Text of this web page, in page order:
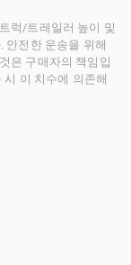
럭/트레일러 높이 및
안전한 운송을 위해
은 구매자의 책임입
이 치수에 의존해